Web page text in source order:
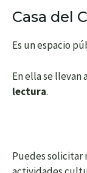
Casa del
Es un espacio
En ella se llevan
lectura.
Puedes solicitar